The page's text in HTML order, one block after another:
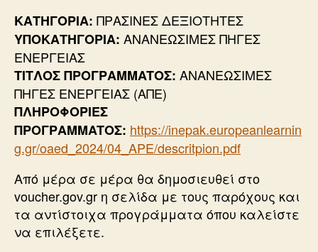
ΚΑΤΗΓΟΡΙΑ: ΠΡΑΣΙΝΕΣ ΔΕΞΙΟΤΗΤΕΣ
ΥΠΟΚΑΤΗΓΟΡΙΑ: ΑΝΑΝΕΩΣΙΜΕΣ ΠΗΓΕΣ
ΕΝΕΡΓΕΙΑΣ
ΤΙΤΛΟΣ ΠΡΟΓΡAMMATOΣ: ΑΝΑΝΕΩΣΙΜΕΣ
ΠΗΓΕΣ ΕΝΕΡΓΕΙΑΣ (ΑΠΕ)
ΠΛΗΡΟΦΟΡΙΕΣ
ΠΡΟΓΡAMMATOΣ: https://inepak.europeanlearnin
g.gr/oaed_2024/04_APE/descritpion.pdf
Από μέρα σε μέρα θα δημοσιευθεί στο
voucher.gov.gr η σελίδα με τους παρόχους και
τα αντίστοιχα προγράμματα όπου καλείστε
να επιλέξετε.